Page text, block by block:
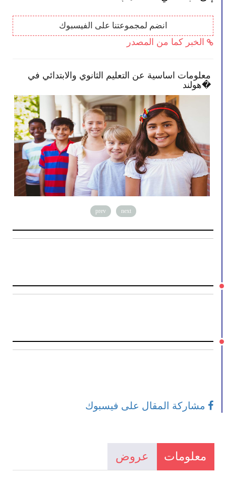
انضم لمجموعتنا على الفيسبوك
الخبر كما من المصدر
معلومات اساسية عن التعليم الثانوي والابتدائي في
هولند�
prev next
مشاركة المقال على فيسبوك
معلومات عروض